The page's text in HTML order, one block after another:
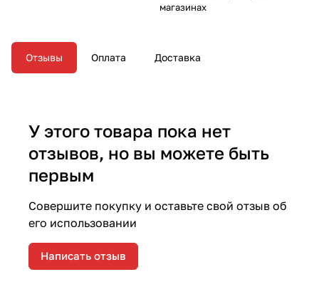
магазинах
Отзывы Оплата Доставка
У этого товара пока нет
отзывов, но вы можете быть
первым
Совершите покупку и оставьте свой отзыв об
его использовании
Написать отзыв